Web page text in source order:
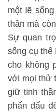
một lẽ
thân mà
Sự quan
sống cụ thể
cho không
với mọi thử
giữ tinh
phấn đấu